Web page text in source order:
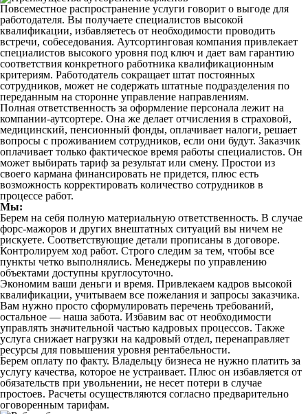
Повсеместное распространение услуги говорит о выгоде для
работодателя. Вы получаете специалистов высокой
квалификации, избавляетесь от необходимости проводить
встречи, собеседования. Аутсортинговая компания привлекает
специалистов высокого уровня под ключ и дает вам гарантию
соответствия конкретного работника квалификационным
критериям. Работодатель сокращает штат постоянных
сотрудников, может не содержать штатные подразделения по
переданным на сторонне управление направлениям.
Полная ответственность за оформление персонала лежит на
компании-аутсортере. Она же делает отчисления в страховой,
медицинский, пенсионный фонды, оплачивает налоги, решает
вопросы с проживанием сотрудников, если они будут. Заказчик
оплачивает только фактическое время работы специалистов. Он
может выбирать тариф за результат или смену. Простои из
своего кармана финансировать не придется, плюс есть
возможность корректировать количество сотрудников в
процессе работ.
Мы:
Берем на себя полную материальную ответственность. В случае
форс-мажоров и других внештатных ситуаций вы ничем не
рискуете. Соответствующие детали прописаны в договоре.
Контролируем ход работ. Строго следим за тем, чтобы все
пункты четко выполнялись. Менеджеры по управлению
объектами доступны круглосуточно.
Экономим ваши деньги и время. Привлекаем кадров высокой
квалификации, учитываем все пожелания и запросы заказчика.
Вам нужно просто сформулировать перечень требований,
остальное — наша забота. Избавим вас от необходимости
управлять значительной частью кадровых процессов. Также
услуга снижает нагрузки на кадровый отдел, перенаправляет
ресурсы для повышения уровня рентабельности.
Берем оплату по факту. Владельцу бизнеса не нужно платить за
услугу качества, которое не устраивает. Плюс он избавляется от
обязательств при увольнении, не несет потери в случае
простоев. Расчеты осуществляются согласно предварительно
оговоренным тарифам.